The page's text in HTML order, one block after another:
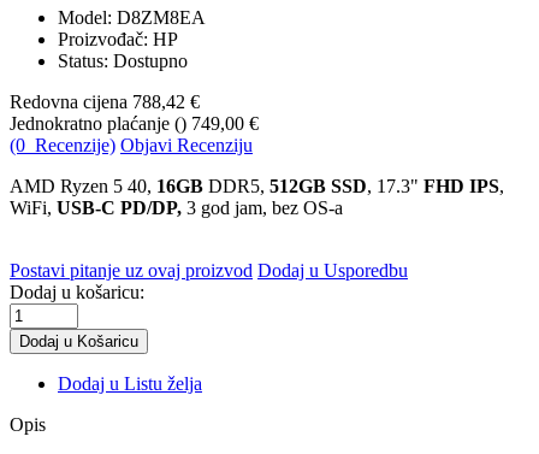
Model: D8ZM8EA
Proizvođač: HP
Status: Dostupno
Redovna cijena 788,42 €
Jednokratno plaćanje () 749,00 €
(0 Recenzije) Objavi Recenziju
AMD Ryzen 5 40, 16GB DDR5, 512GB SSD, 17.3" FHD IPS,
WiFi, USB-C PD/DP, 3 god jam, bez OS-a
Postavi pitanje uz ovaj proizvod Dodaj u Usporedbu
Dodaj u košaricu:
Dodaj u Listu želja
Opis